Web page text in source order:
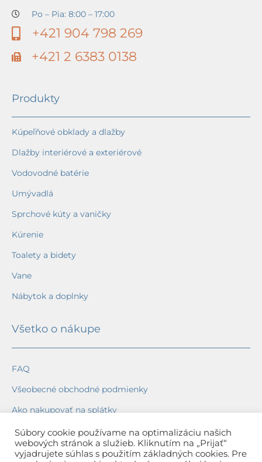
Po – Pia: 8:00 – 17:00
+421 904 798 269
+421 2 6383 0138
Produkty
Kúpeľňové obklady a dlažby
Dlažby interiérové a exteriérové
Vodovodné batérie
Umývadlá
Sprchové kúty a vaničky
Kúrenie
Toalety a bidety
Vane
Nábytok a doplnky
Všetko o nákupe
FAQ
Všeobecné obchodné podmienky
Ako nakupovať na splátky
Ochrana osobných údajov
Reklamačný poriadok
Súbory cookie používame na optimalizáciu našich
webových stránok a služieb. Kliknutím na „Prijať“
vyjadrujete súhlas s použitím základných cookies. Pre